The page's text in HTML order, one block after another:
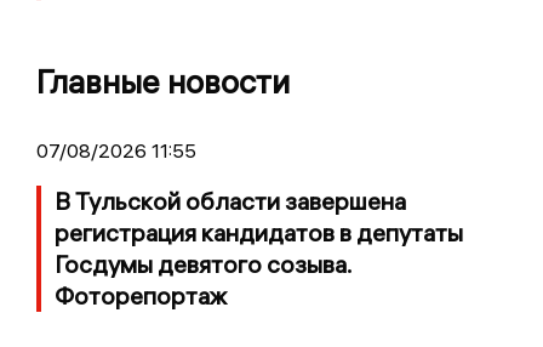
Главные новости
07/08/2026 11:55
В Тульской области завершена
регистрация кандидатов в депутаты
Госдумы девятого созыва.
Фоторепортаж